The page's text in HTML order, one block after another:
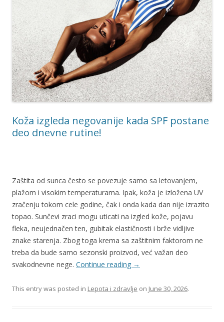
Koža izgleda negovanije kada SPF postane
deo dnevne rutine!
Zaštita od sunca često se povezuje samo sa letovanjem,
plažom i visokim temperaturama. Ipak, koža je izložena UV
zračenju tokom cele godine, čak i onda kada dan nije izrazito
topao. Sunčevi zraci mogu uticati na izgled kože, pojavu
fleka, neujednačen ten, gubitak elastičnosti i brže vidljive
znake starenja. Zbog toga krema sa zaštitnim faktorom ne
treba da bude samo sezonski proizvod, već važan deo
svakodnevne nege. Continue reading →
This entry was posted in Lepota i zdravlje on June 30, 2026.